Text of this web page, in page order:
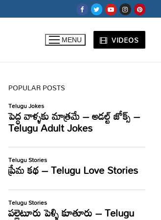
MENU VIDEOS
POPULAR POSTS